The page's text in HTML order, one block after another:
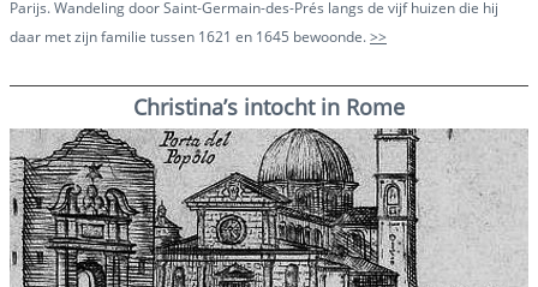
Parijs. Wandeling door Saint-Germain-des-Prés langs de vijf huizen die hij
daar met zijn familie tussen 1621 en 1645 bewoonde.>>
Christina’s intocht in Rome